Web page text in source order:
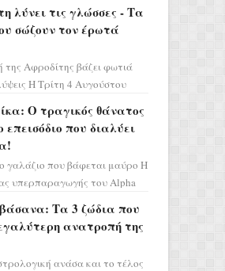
...
λύνει τις γλώσσες - Τα
σώζουν τον έρωτά
της Αφροδίτης βάζει φωτιά
Η Τρίτη 4 Αυγούστου
η Αφροδίτη πρ...
Ο τραγικός θάνατος
που διαλύει
γαλάζιο που βάφεται μαύρο Η
υπερπαραγωγής του Alpha
από... Τα 3 ζώδια που
ανατροπή της
ανάσα και το τέλος